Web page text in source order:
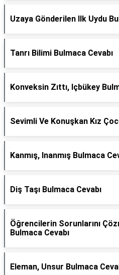
Uzaya Gönderilen Ilk Uydu
Tanrı Bilimi Bulmaca Cevabı
Konveksin Zıttı, Içbükey
Sevimli Ve Konuşkan Kız
Kanmış, Inanmış Bulmaca
Diş Taşı Bulmaca Cevabı
Öğrencilerin Sorunlarını
Bulmaca Cevabı
Eleman, Unsur Bulmaca